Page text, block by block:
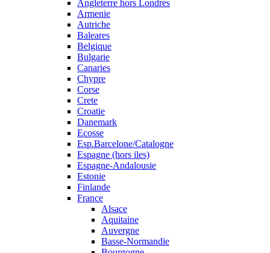
Angleterre hors Londres
Armenie
Autriche
Baleares
Belgique
Bulgarie
Canaries
Chypre
Corse
Crete
Croatie
Danemark
Ecosse
Esp.Barcelone/Catalogne
Espagne (hors iles)
Espagne-Andalousie
Estonie
Finlande
France
Alsace
Aquitaine
Auvergne
Basse-Normandie